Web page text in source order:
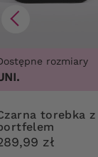
rozmiary
z
zł